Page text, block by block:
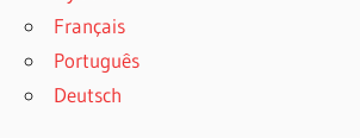
Français
Português
Deutsch